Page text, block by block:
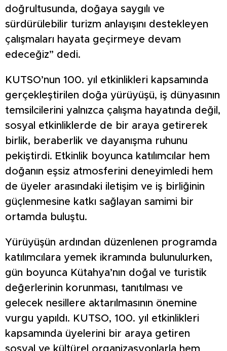
doğrultusunda, doğaya saygılı ve
sürdürülebilir turizm anlayışını destekleyen
çalışmaları hayata geçirmeye devam
edeceğiz” dedi.
KUTSO’nun 100. yıl etkinlikleri kapsamında
gerçekleştirilen doğa yürüyüşü, iş dünyasının
temsilcilerini yalnızca çalışma hayatında değil,
sosyal etkinliklerde de bir araya getirerek
birlik, beraberlik ve dayanışma ruhunu
pekiştirdi. Etkinlik boyunca katılımcılar hem
doğanın eşsiz atmosferini deneyimledi hem
de üyeler arasındaki iletişim ve iş birliğinin
güçlenmesine katkı sağlayan samimi bir
ortamda buluştu.
Yürüyüşün ardından düzenlenen programda
katılımcılara yemek ikramında bulunulurken,
gün boyunca Kütahya’nın doğal ve turistik
değerlerinin korunması, tanıtılması ve
gelecek nesillere aktarılmasının önemine
vurgu yapıldı. KUTSO, 100. yıl etkinlikleri
kapsamında üyelerini bir araya getiren